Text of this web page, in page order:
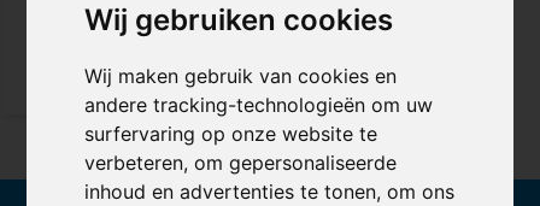
Wij gebruiken cookies
Wij maken gebruik van cookies en
andere tracking-technologieën om uw
surfervaring op onze website te
verbeteren, om gepersonaliseerde
inhoud en advertenties te tonen, om ons
Vergelijk